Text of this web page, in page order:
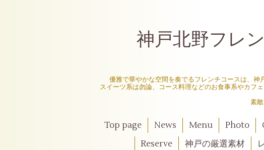
神戸北野フレ
〜
優雅で華やかな空間を奏でるフレンチコースは、神
スイーツ系は勿論、コース料理などのお食事系やカフ
素
Top page News Menu Photo
Reserve
神戸の厳選素材